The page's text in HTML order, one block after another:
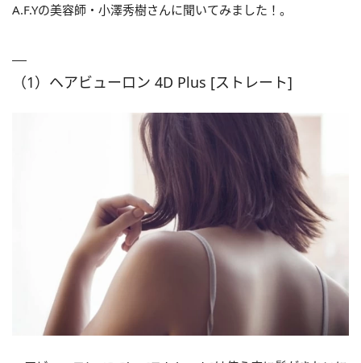
A.F.Yの美容師・小澤秀樹さんに聞いてみました！。
（1）ヘアビューロン 4D Plus [ストレート]